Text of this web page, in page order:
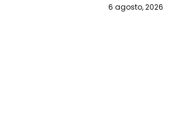
6 agosto, 2026